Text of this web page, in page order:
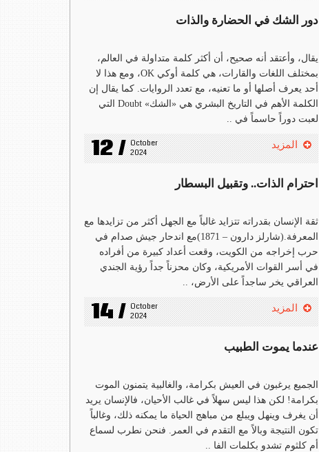
دور الشك في الحضارة والذات
يقال، وأعتقد أنه صحيح، أن أكثر كلمة متداولة في العالم،
بمختلف اللغات والقارات، هي كلمة أوكي OK، ومع هذا لا
أحد يعرف أصلها أو ما تعنيه، مع تعدد الروايات. كما يقال إن
الكلمة الأهم في التاريخ البشري هي «الشك» Doubt التي
لعبت دوراً حاسماً في ..
12 / October
2024
المزيد
احترام الذات.. وتقبيل البسطار
ثقة الإنسان بقدراته تتزايد غالباً مع الجهل أكثر من تزايدها مع
المعرفة.(شارلز دارون – 1871)مع اندحار جيش صدام في
حرب إخراجه من الكويت، وقعت أعداد كبيرة من أفراده
في أسر القوات الأمريكية، وكان محزناً جداً رؤية الجندي
العراقي يخر ساجداً على الأرض، ..
14 / October
2024
المزيد
عندما يموت الطبيب
الجميع يرغبون في العيش بكرامة، والغالبية يتمنون الموت
بكرامة! لكن هذا ليس سهلاً في غالب الأحيان، فالإنسان يريد
أن يغرف وينهل ويبلع من مباهج الحياة ما يمكنه ذلك، وغالباً
تكون النتيجة وبالاً مع التقدم في العمر. فنحن نطرب لسماع
أم كلثوم تشدو بكلمات الفا ..